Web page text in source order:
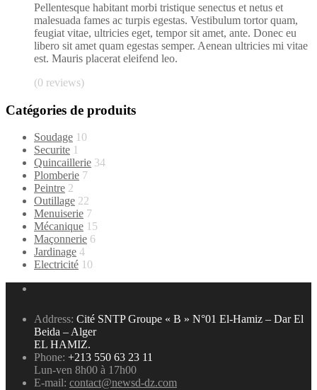
Pellentesque habitant morbi tristique senectus et netus et
malesuada fames ac turpis egestas. Vestibulum tortor quam,
feugiat vitae, ultricies eget, tempor sit amet, ante. Donec eu
libero sit amet quam egestas semper. Aenean ultricies mi vitae
est. Mauris placerat eleifend leo.
(0 reviews)
Catégories de produits
Soudage 10
Securite 1
Quincaillerie 34
Plomberie 7
Peintre 2
Outillage 22
Menuiserie 7
Mécanique 15
Maçonnerie 6
Jardinage 4
Electricité 10
Address: Cité SNTP Groupe « B » N°01 El-Hamiz – Dar El
Beida – Alger
EL HAMIZ.
Phone: +213 550 63 23 11
Lun-ven 8h00 à 17h00
E-mail: contact@newsd-dz.com